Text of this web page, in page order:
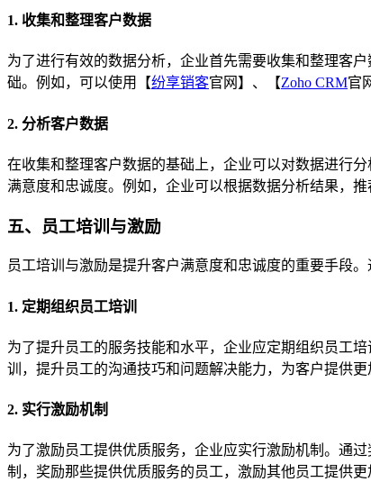
1. 收集和整理客户数据
为了进行有效的数据分析，企业首先需要收集和整理客
础。例如，可以使用【纷享销客官网】、【Zoho CRM官
2. 分析客户数据
在收集和整理客户数据的基础上，企业可以对数据进行
满意度和忠诚度。例如，企业可以根据数据分析结果，
五、员工培训与激励
员工培训与激励是提升客户满意度和忠诚度的重要手段
1. 定期组织员工培训
为了提升员工的服务技能和水平，企业应定期组织员工
训，提升员工的沟通技巧和问题解决能力，为客户提供更
2. 实行激励机制
为了激励员工提供优质服务，企业应实行激励机制。通
制，奖励那些提供优质服务的员工，激励其他员工提供更